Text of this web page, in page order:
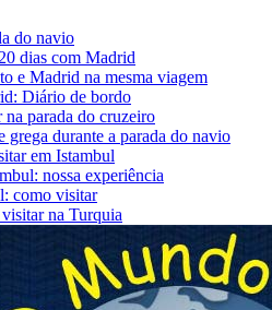
do navio
dias com Madrid
e Madrid na mesma viagem
Diário de bordo
parada do cruzeiro
grega durante a parada do navio
em Istambul
nossa experiência
como visitar
na Turquia